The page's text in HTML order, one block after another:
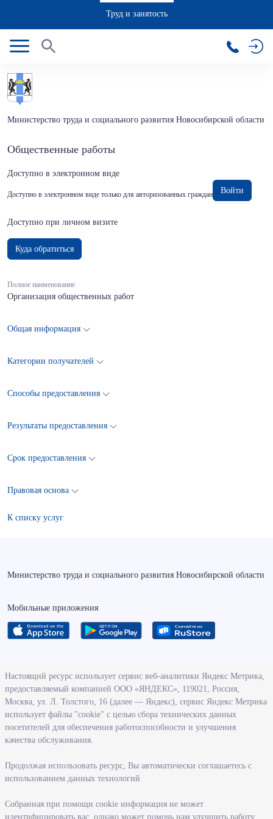
Труд и занятость
Министерство труда и социального развития Новосибирской области
Общественные работы
Доступно в электронном виде
Доступно в электронном виде только для авторизованных граждан Войти
Доступно при личном визите
Куда обратиться
Полное наименование
Организация общественных работ
Общая информация
Категории получателей
Способы предоставления
Результаты предоставления
Срок предоставления
Правовая основа
К списку услуг
Министерство труда и социального развития Новосибирской области
Мобильные приложения
О ведомстве
Деятельность министерства труда и социального развития
Новосибирской области
Контрольно-надзорная деятельность министерства
Государственные программы, реализуемые министерством
Службы и учреждения, подведомственные министерству
Поступление на государственную гражданскую службу
Информация
Настоящий ресурс использует сервис веб-аналитики Яндекс Метрика,
предоставляемый компанией ООО «ЯНДЕКС», 119021, Россия,
Москва, ул. Л. Толстого, 16 (далее — Яндекс), сервис Яндекс Метрика
использует файлы "cookie" с целью сбора технических данных
посетителей для обеспечения работоспособности и улучшения
качества обслуживания.
Продолжая использовать ресурс, Вы автоматически соглашаетесь с
использованием данных технологий
Собранная при помощи cookie информация не может
идентифицировать вас, однако может помочь нам улучшить работу